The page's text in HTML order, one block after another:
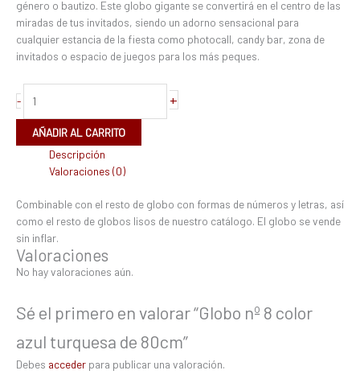
género o bautizo. Este globo gigante se convertirá en el centro de las
miradas de tus invitados, siendo un adorno sensacional para
cualquier estancia de la fiesta como photocall, candy bar, zona de
invitados o espacio de juegos para los más peques.
- +
AÑADIR AL CARRITO
Descripción
Valoraciones (0)
Combinable con el resto de globo con formas de números y letras, así
como el resto de globos lisos de nuestro catálogo. El globo se vende
sin inflar.
Valoraciones
No hay valoraciones aún.
Sé el primero en valorar “Globo nº 8 color
azul turquesa de 80cm”
Debes acceder para publicar una valoración.